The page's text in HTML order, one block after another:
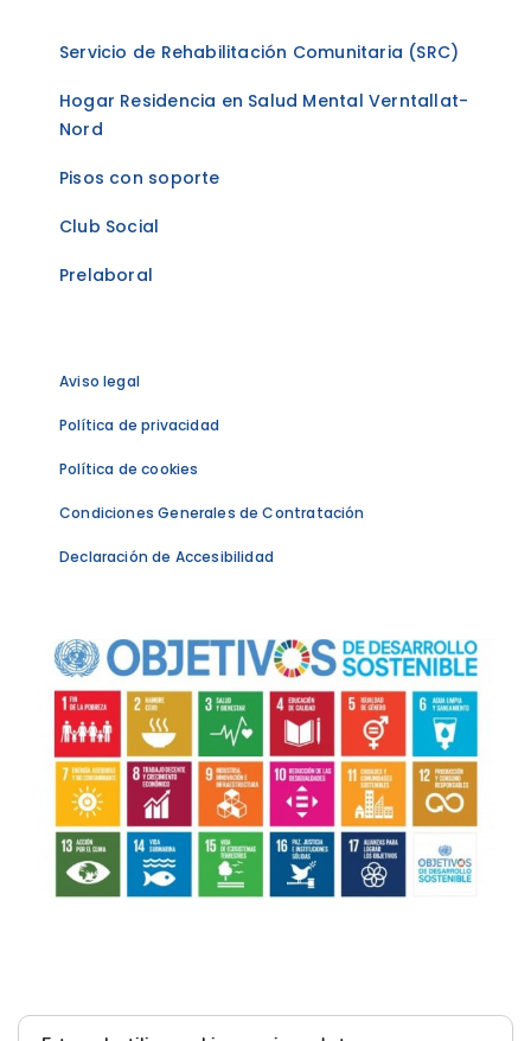
Servicio de Rehabilitación Comunitaria (SRC)
Hogar Residencia en Salud Mental Verntallat-
Nord
Pisos con soporte
Club Social
Prelaboral
Aviso legal
Política de privacidad
Política de cookies
Condiciones Generales de Contratación
Declaración de Accesibilidad